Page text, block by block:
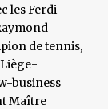
les Ferdi
de tennis,
Liège-
business
Maître